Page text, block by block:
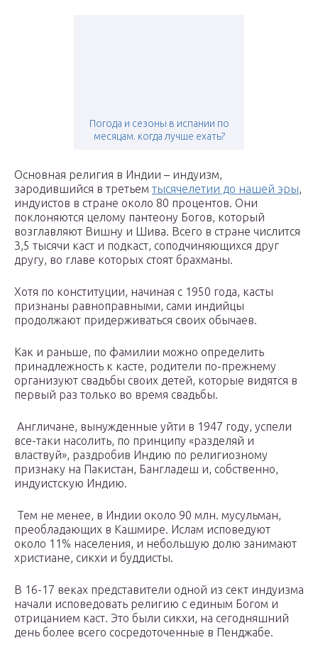
Погода и сезоны в испании по
месяцам. когда лучше ехать?
Основная религия в Индии – индуизм,
зародившийся в третьем тысячелетии до нашей эры,
индуистов в стране около 80 процентов. Они
поклоняются целому пантеону Богов, который
возглавляют Вишну и Шива. Всего в стране числится
3,5 тысячи каст и подкаст, соподчиняющихся друг
другу, во главе которых стоят брахманы.
Хотя по конституции, начиная с 1950 года, касты
признаны равноправными, сами индийцы
продолжают придерживаться своих обычаев.
Как и раньше, по фамилии можно определить
принадлежность к касте, родители по-прежнему
организуют свадьбы своих детей, которые видятся в
первый раз только во время свадьбы.
Англичане, вынужденные уйти в 1947 году, успели
все-таки насолить, по принципу «разделяй и
властвуй», раздробив Индию по религиозному
признаку на Пакистан, Бангладеш и, собственно,
индуистскую Индию.
Тем не менее, в Индии около 90 млн. мусульман,
преобладающих в Кашмире. Ислам исповедуют
около 11% населения, и небольшую долю занимают
христиане, сикхи и буддисты.
В 16-17 веках представители одной из сект индуизма
начали исповедовать религию с единым Богом и
отрицанием каст. Это были сикхи, на сегодняшний
день более всего сосредоточенные в Пенджабе.